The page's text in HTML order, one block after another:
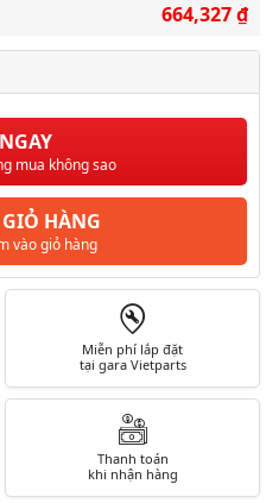
664,327 ₫
mua không sao
HÀNG
vào giỏ hàng
Miễn phí lắp đặt
tại gara Vietparts
Thanh toán
khi nhận hàng